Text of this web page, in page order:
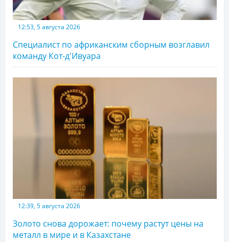
12:53, 5 августа 2026
Специалист по африканским сборным возглавил
команду Кот-д'Ивуара
12:39, 5 августа 2026
Золото снова дорожает: почему растут цены на
металл в мире и в Казахстане